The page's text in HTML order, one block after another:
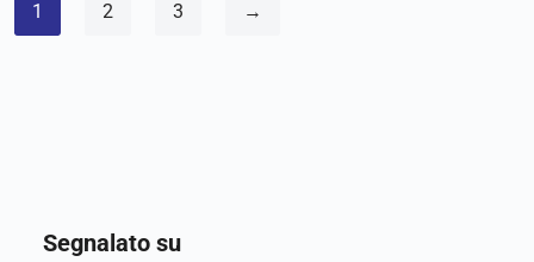
1 2 3 →
Segnalato su